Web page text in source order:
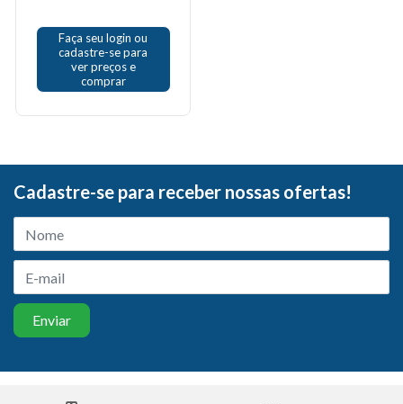
Faça seu login ou
cadastre-se para
ver preços e
comprar
Cadastre-se para receber nossas ofertas!